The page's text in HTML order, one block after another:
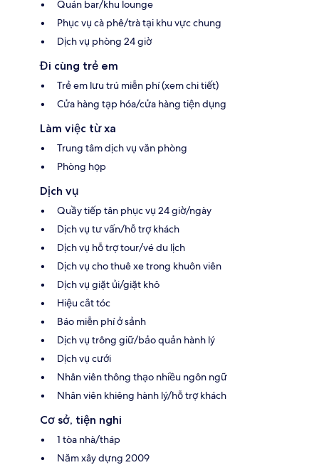
Quán bar/khu lounge
Phục vụ cà phê/trà tại khu vực chung
Dịch vụ phòng 24 giờ
Đi cùng trẻ em
Trẻ em lưu trú miễn phí (xem chi tiết)
Cửa hàng tạp hóa/cửa hàng tiện dụng
Làm việc từ xa
Trung tâm dịch vụ văn phòng
Phòng họp
Dịch vụ
Quầy tiếp tân phục vụ 24 giờ/ngày
Dịch vụ tư vấn/hỗ trợ khách
Dịch vụ hỗ trợ tour/vé du lịch
Dịch vụ cho thuê xe trong khuôn viên
Dịch vụ giặt ủi/giặt khô
Hiệu cắt tóc
Báo miễn phí ở sảnh
Dịch vụ trông giữ/bảo quản hành lý
Dịch vụ cưới
Nhân viên thông thạo nhiều ngôn ngữ
Nhân viên khiêng hành lý/hỗ trợ khách
Cơ sở, tiện nghi
1 tòa nhà/tháp
Năm xây dựng 2009